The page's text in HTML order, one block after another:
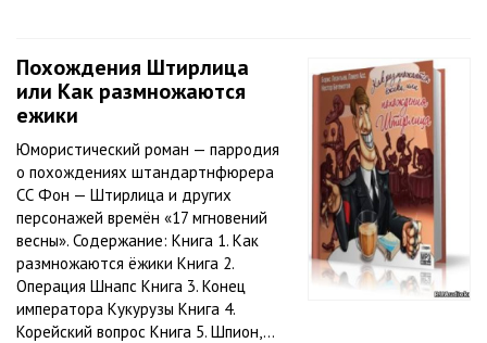
Похождения Штирлица
или Как размножаются
ежики
Юмористический роман — парродия
о похождениях штандартнфюрера
СС Фон — Штирлица и других
персонажей времён «17 мгновений
весны». Содержание: Книга 1. Как
размножаются ёжики Книга 2.
Операция Шнапс Книга 3. Конец
императора Кукурузы Книга 4.
Корейский вопрос Книга 5. Шпион,...